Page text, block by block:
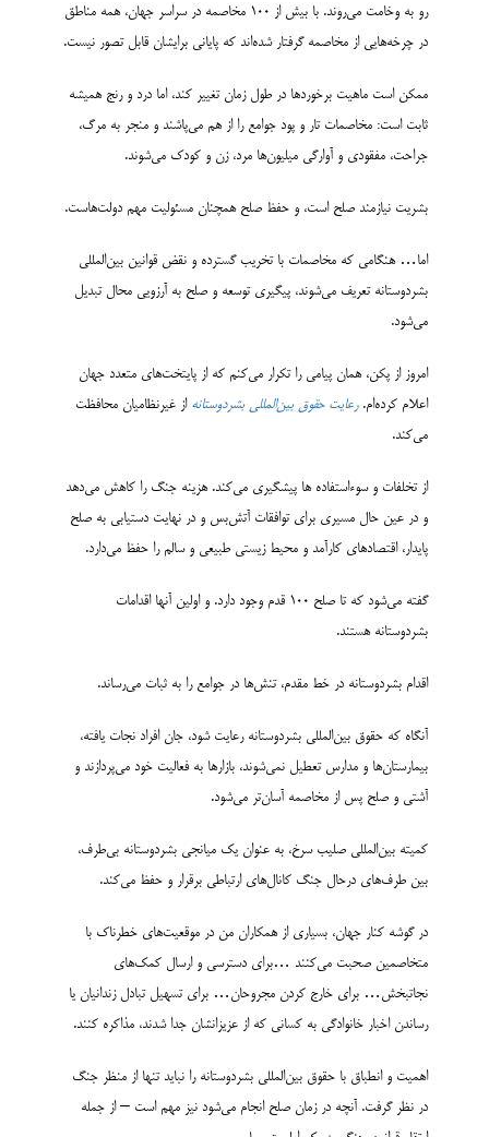
رو به وخامت می‌روند. با بیش از 100 مخاصمه در سراسر جهان، همه مناطق
در چرخه‌هایی از مخاصمه گرفتار شده‌اند که پایانی برای­شان قابل تصور نیست.
ممکن است ماهیت برخوردها در طول زمان تغییر کند، اما درد و رنج همیشه
ثابت است: مخاصمات تار و پود جوامع را از هم می‌­پاشند و منجر به مرگ،
جراحت، مفقودی و آوارگی میلیون‌­ها مرد، زن و کودک می‌­شوند.
بشریت نیازمند صلح است، و حفظ صلح همچنان مسئولیت مهم دولت‌هاست.
اما… هنگامی که مخاصمات با تخریب گسترده و نقض قوانین بین‌­المللی
بشردوستانه تعریف می‌شوند، پیگیری توسعه و صلح به آرزویی محال تبدیل
می‌­شود.
امروز از پکن، همان پیامی را تکرار می­‌کنم که از پایتخت‌­های متعدد جهان
اعلام کرده‌­ام.رعایت حقوق بین‌­المللی بشردوستانه از غیرنظامیان محافظت
می­‌کند.
از تخلفات و سوء­استفاده ها پیشگیری می­‌کند. هزینه جنگ را کاهش می­‌دهد
و در عین حال مسیری برای توافقات آتش‌­بس و در نهایت دستیابی به صلح
پایدار، اقتصادهای کارآمد و محیط زیستی طبیعی و سالم را حفظ می‌­دارد.
گفته می‌­شود که تا صلح 100 قدم وجود دارد. و اولین آنها اقدامات
بشردوستانه هستند.
اقدام بشردوستانه در خط مقدم‌، تنش­‌ها در جوامع را به ثبات می‌­رساند.
آنگاه که حقوق بین­‌المللی بشردوستانه رعایت شود، جان افراد نجات یافته،
بیمارستان­‌ها و مدارس تعطیل نمی­‌شوند، بازارها به فعالیت خود می‌­پردازند و
آشتی و صلح پس از مخاصمه آسان‌­تر می‌­شود.
کمیته بین‌­المللی صلیب سرخ، به عنوان یک میانجی بشردوستانه بی‌­طرف،
بین طرف‌­های درحال جنگ کانال‌­های ارتباطی برقرار و حفظ می‌­کند.
در گوشه کنار جهان، بسیاری از همکاران من در موقعیت‌های خطرناک با
متخاصمین صحبت می‌کنند …برای دسترسی و ارسال کمک‌­­های
نجاتبخش… برای خارج کردن مجروحان… برای تسهیل تبادل زندانیان یا
رساندن اخبار خانوادگی به کسانی که از عزیزانشان جدا شدند، مذاکره کنند.
اهمیت و انطباق با حقوق بین‌المللی بشردوستانه را نباید تنها از منظر جنگ
در نظر گرفت. آنچه در زمان صلح انجام می‌شود نیز مهم است – از جمله